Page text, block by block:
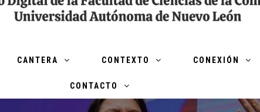
CANTERA CONTEXTO CONEXIÓN
CONTACTO